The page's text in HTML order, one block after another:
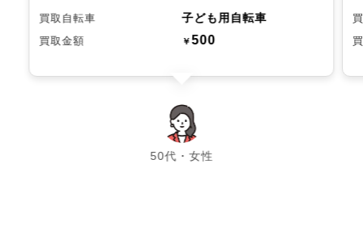
買取自転車 子ども用自転車
買取金額 ￥500
50代・女性
chevron_left chevron_right